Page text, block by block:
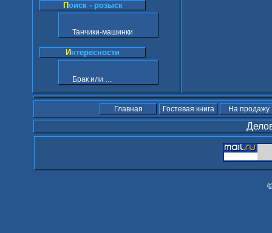
Поиск - розыск
Танчики-машинки
И нтересности
Брак или …
Главная Гостевая книга На продажу